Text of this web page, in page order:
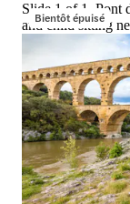
Bientôt épuisé
Slide 1 of 1, Pont
and child sitting